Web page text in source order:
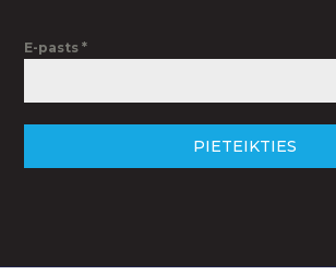
E-pasts*
PIETEIKTIES